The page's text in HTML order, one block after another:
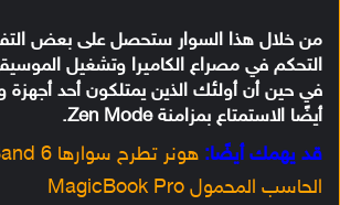
من خلال هذا السوار ستحصل على بعض
التحكم في مصراع الكاميرا وتشغيل
في حين أن أولئك الذين يمتلكون أحد
أيضًا الاستمتاع بمزامنة Zen Mode.
قد يهمك أيضًا:
الحاسب المحمول MagicBook Pro